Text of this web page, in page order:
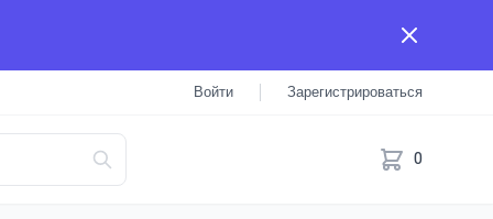
Войти Зарегистрироваться
0